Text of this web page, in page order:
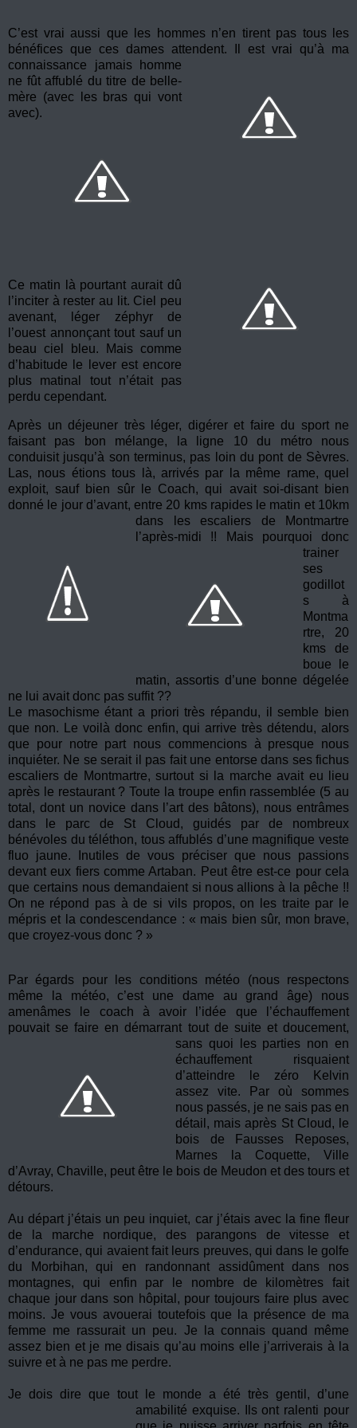
C’est vrai aussi que les hommes n’en tirent pas tous les
bénéfices que ces dames attendent. Il est vrai qu’à ma
connaissance jamais homme
ne fût affublé du titre de belle-
mère (avec les bras qui vont
avec).
Ce matin là pourtant aurait dû
l’inciter à rester au lit. Ciel peu
avenant, léger zéphyr de
l’ouest annonçant tout sauf un
beau ciel bleu. Mais comme
d’habitude le lever est encore
plus matinal tout n’était pas
perdu cependant.
Après un déjeuner très léger, digérer et faire du sport ne
faisant pas bon mélange, la ligne 10 du métro nous
conduisit jusqu’à son terminus, pas loin du pont de Sèvres.
Las, nous étions tous là, arrivés par la même rame, quel
exploit, sauf bien sûr le Coach, qui avait soi-disant bien
donné le jour d’avant, entre 20 kms rapides le matin et 10km
dans les escaliers de Montmartre
l’après-midi !! Mais pourquoi donc
trainer
ses
godillot
s à
Montma
rtre, 20
kms de
boue le
matin, assortis d’une bonne dégelée
ne lui avait donc pas suffit ??
Le masochisme étant a priori très répandu, il semble bien
que non. Le voilà donc enfin, qui arrive très détendu, alors
que pour notre part nous commencions à presque nous
inquiéter. Ne se serait il pas fait une entorse dans ses fichus
escaliers de Montmartre, surtout si la marche avait eu lieu
après le restaurant ? Toute la troupe enfin rassemblée (5 au
total, dont un novice dans l’art des bâtons), nous entrâmes
dans le parc de St Cloud, guidés par de nombreux
bénévoles du téléthon, tous affublés d’une magnifique veste
fluo jaune. Inutiles de vous préciser que nous passions
devant eux fiers comme Artaban. Peut être est-ce pour cela
que certains nous demandaient si nous allions à la pêche !!
On ne répond pas à de si vils propos, on les traite par le
mépris et la condescendance : « mais bien sûr, mon brave,
que croyez-vous donc ? »
Par égards pour les conditions météo (nous respectons
même la météo, c’est une dame au grand âge) nous
amenâmes le coach à avoir l’idée que l’échauffement
pouvait se faire en démarrant tout de suite et doucement,
sans quoi les parties non en
échauffement risquaient
d’atteindre le zéro Kelvin
assez vite. Par où sommes
nous passés, je ne sais pas en
détail, mais après St Cloud, le
bois de Fausses Reposes,
Marnes la Coquette, Ville
d’Avray, Chaville, peut être le bois de Meudon et des tours et
détours.
Au départ j’étais un peu inquiet, car j’étais avec la fine fleur
de la marche nordique, des parangons de vitesse et
d’endurance, qui avaient fait leurs preuves, qui dans le golfe
du Morbihan, qui en randonnant assidûment dans nos
montagnes, qui enfin par le nombre de kilomètres fait
chaque jour dans son hôpital, pour toujours faire plus avec
moins. Je vous avouerai toutefois que la présence de ma
femme me rassurait un peu. Je la connais quand même
assez bien et je me disais qu’au moins elle j’arriverais à la
suivre et à ne pas me perdre.
Je dois dire que tout le monde a été très gentil, d’une
amabilité exquise. Ils ont ralenti pour